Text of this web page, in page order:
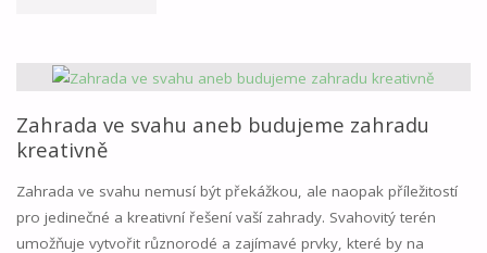
VYPĚSTUJTE
SI
DOMÁCÍ
Zahrada ve svahu aneb budujeme zahradu
kreativně
Zahrada ve svahu nemusí být překážkou, ale naopak příležitostí
pro jedinečné a kreativní řešení vaší zahrady. Svahovitý terén
umožňuje vytvořit různorodé a zajímavé prvky, které by na